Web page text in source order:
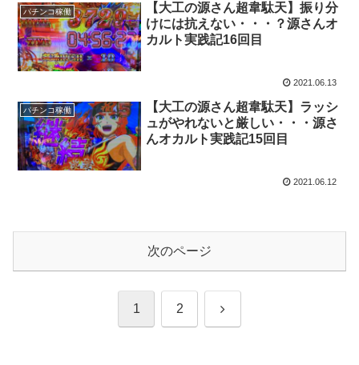
パチンコ稼働
【大工の源さん超韋駄天】振り分
けには抗えない・・・？源さんオ
カルト実践記16回目
2021.06.13
パチンコ稼働
【大工の源さん超韋駄天】ラッシ
ュがやれないと厳しい・・・源さ
んオカルト実践記15回目
2021.06.12
次のページ
1 2 次